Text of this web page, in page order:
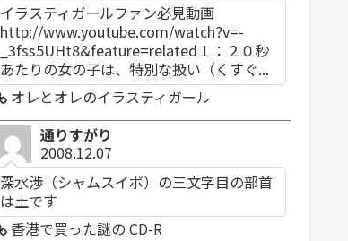
イラスティガールファン必見動画
http://www.youtube.com/watch?v=-
_3fss5UHt8&feature=related１：２０秒
あたりの女の子は、特別な扱い（くすぐ...
オレとオレのイラスティガール
通りすがり
2008.12.07
深水渉（シャムスイポ）の三文字目の部首
は土です
香港で買った謎の CD-R